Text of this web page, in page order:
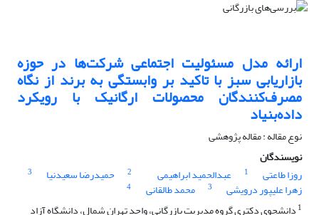
ارائه مدل مسئولیت اجتماعی شرکت‌ها در حوزه
بازاریابی سبز با تاکید بر وابستگی به برند از نگاه
مصرف‌کنندگان محصولات ارگانیک با رویکرد
داده‌بنیاد
نوع مقاله : مقاله پژوهشی
نویسندگان
روزا طاعتی
1 عبدالحمید ابراهیمی 2 حمیدرضا سعیدنیا 3
زهرا علیپور درویشی 3 محمد طالقانی
4
1 دانشجوی دکتری گروه مدیریت بازرگانی، واحد تهران شمال، دانشگاه آزاد